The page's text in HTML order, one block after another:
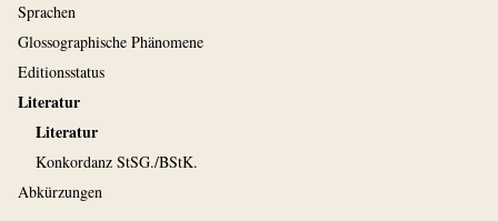
Sprachen
Glossographische Phänomene
Editionsstatus
Literatur
Literatur
Konkordanz StSG./BStK.
Abkürzungen